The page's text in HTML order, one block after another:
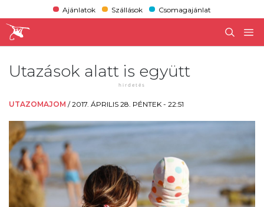
Ajánlatok Szállások Csomagajánlat
Utazások alatt is együtt
UTAZOMAJOM /2017. ÁPRILIS 28. PÉNTEK - 22:51